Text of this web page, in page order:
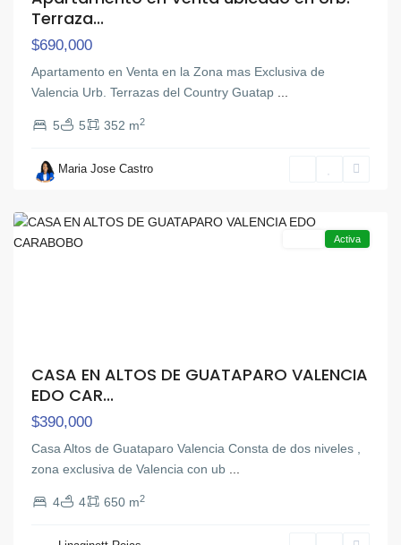
Terraza...
$690,000
Apartamento en Venta en la Zona mas Exclusiva de
Valencia Urb. Terrazas del Country Guatap
5 5 352 m2
Maria Jose Castro
Guataparo,
Activa
CASA EN ALTOS DE GUATAPARO VALENCIA
EDO CAR...
$390,000
Casa Altos de Guataparo Valencia Consta de dos niveles ,
zona exclusiva de Valencia con ub
4 4 650 m2